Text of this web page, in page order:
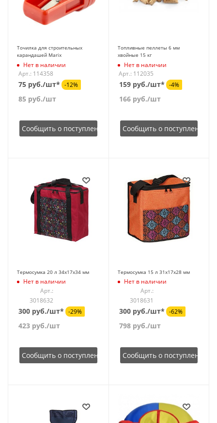
Точилка для строительных
карандашей Marix
Нет в наличии
Арт.: 114358
75 руб./шт* -12%
85 руб./шт
Сообщить о поступлении
Топливные пеллеты 6 мм
хвойные 15 кг
Нет в наличии
Арт.: 112035
159 руб./шт* -4%
166руб./шт
Сообщить о поступлении
Термосумка 20 л 34х17х34 мм
Нет в наличии
Арт.:
3018632
300 руб./шт* -29%
423 руб./шт
Сообщить о поступлении
Термосумка 15 л 31х17х28 мм
Нет в наличии
Арт.:
3018631
300 руб./шт* -62%
798руб./шт
Сообщить о поступлении